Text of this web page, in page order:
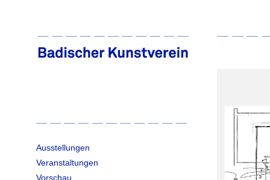
Ausstellungen
Veranstaltungen
Vorschau